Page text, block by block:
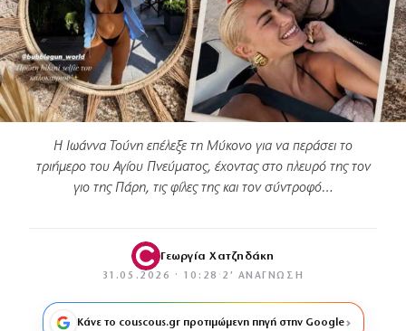
Η Ιωάννα Τούνη επέλεξε τη Μύκονο για να περάσει το
τριήμερο του Αγίου Πνεύματος, έχοντας στο πλευρό της τον
γιο της Πάρη, τις φίλες της και τον σύντροφό…
Γεωργία Χατζηδάκη
31.05.2026 · 10:28 · 2′ ΑΝΆΓΝΩΣΗ
Κάνε το couscous.gr προτιμώμενη πηγή στην Google